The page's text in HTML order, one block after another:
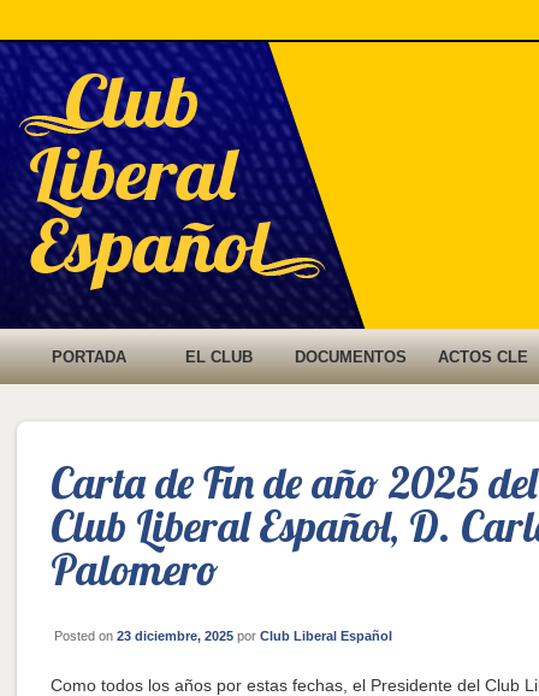
principalIR AL
PRINCIPAL
IR AL
SECUNDARIO
PORTADA EL CLUB DOCUMENTOS ACTOS CLE
Carta de Fin de año 2025
Club Liberal Español, D.
Palomero
Posted on 23 diciembre, 2025 por Club Liberal Español
Como todos los años por estas fechas, el Presidente del Club